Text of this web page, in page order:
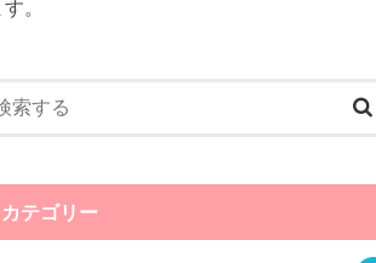
す。
カテゴリー